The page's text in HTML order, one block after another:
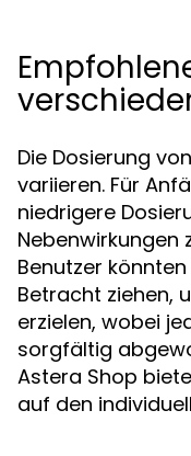
Die Dosierung
variieren. Für
niedrigere
Nebenwirkungen
Benutzer
Betracht ziehen,
erzielen, wobei
sorgfältig
Astera Shop
auf den